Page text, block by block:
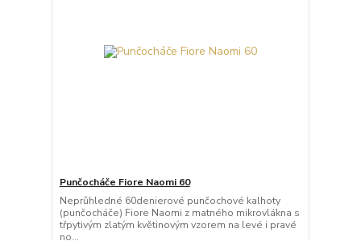
Punčocháče Fiore Naomi 60
Neprůhledné 60denierové punčochové kalhoty
(punčocháče) Fiore Naomi z matného mikrovlákna s
třpytivým zlatým květinovým vzorem na levé i pravé
no...